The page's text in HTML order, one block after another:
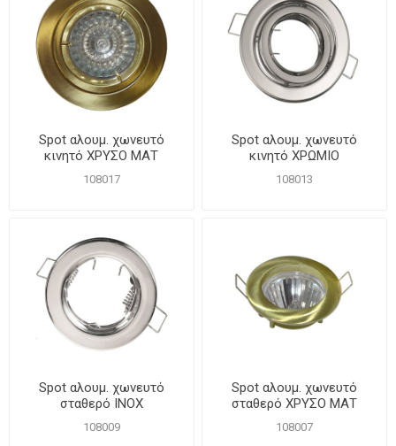
Spot αλουμ. χωνευτό
κινητό ΧΡΥΣΟ ΜΑΤ
108017
Spot αλουμ. χωνευτό
κινητό ΧΡΩΜΙΟ
108013
Spot αλουμ. χωνευτό
σταθερό INOX
108009
Spot αλουμ. χωνευτό
σταθερό ΧΡΥΣΟ ΜΑΤ
108007